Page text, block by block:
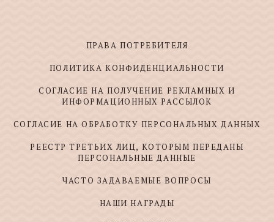
ПРАВА ПОТРЕБИТЕЛЯ
ПОЛИТИКА КОНФИДЕНЦИАЛЬНОСТИ
СОГЛАСИЕ НА ПОЛУЧЕНИЕ РЕКЛАМНЫХ И
ИНФОРМАЦИОННЫХ РАССЫЛОК
СОГЛАСИЕ НА ОБРАБОТКУ ПЕРСОНАЛЬНЫХ ДАННЫХ
РЕЕСТР ТРЕТЬИХ ЛИЦ, КОТОРЫМ ПЕРЕДАНЫ
ПЕРСОНАЛЬНЫЕ ДАННЫЕ
ЧАСТО ЗАДАВАЕМЫЕ ВОПРОСЫ
НАШИ НАГРАДЫ